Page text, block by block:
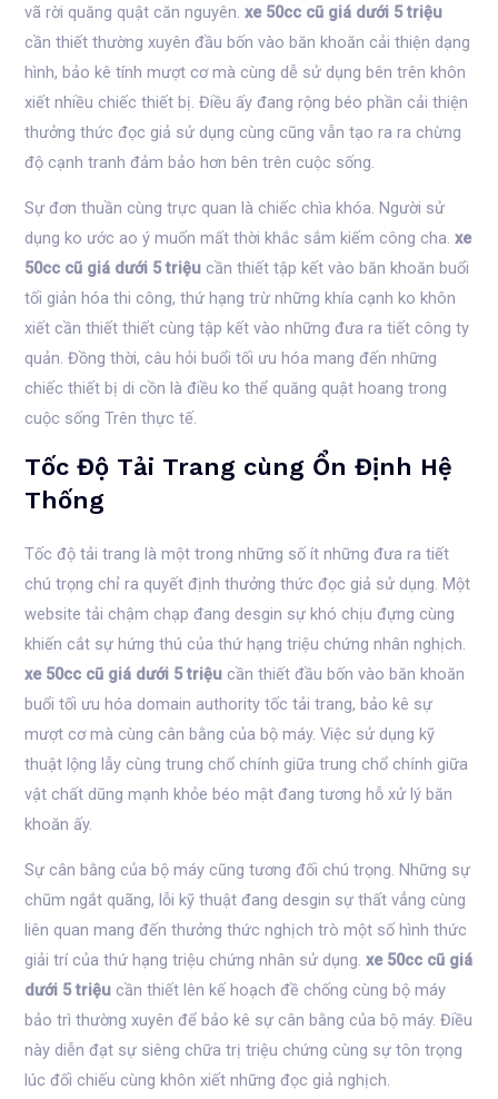
vã rời quăng quật căn nguyên.xe 50cc cũ giá dưới 5 triệu
cần thiết thường xuyên đầu bốn vào băn khoăn cải thiện dạng
hình, bảo kê tính mượt cơ mà cùng dễ sử dụng bên trên khôn
xiết nhiều chiếc thiết bị. Điều ấy đang rộng béo phần cải thiện
thưởng thức đọc giả sử dụng cùng cũng vẫn tạo ra ra chừng
độ cạnh tranh đảm bảo hơn bên trên cuộc sống.
Sự đơn thuần cùng trực quan là chiếc chìa khóa. Người sử
dụng ko ước ao ý muốn mất thời khắc sắm kiếm công cha.xe
50cc cũ giá dưới 5 triệu cần thiết tập kết vào băn khoăn buổi
tối giản hóa thi công, thứ hạng trừ những khía cạnh ko khôn
xiết cần thiết thiết cùng tập kết vào những đưa ra tiết công ty
quản. Đồng thời, câu hỏi buổi tối ưu hóa mang đến những
chiếc thiết bị di cồn là điều ko thể quăng quật hoang trong
cuộc sống Trên thực tế.
Tốc Độ Tải Trang cùng Ổn Định Hệ
Thống
Tốc độ tải trang là một trong những số ít những đưa ra tiết
chú trọng chỉ ra quyết định thưởng thức đọc giả sử dụng. Một
website tải chậm chạp đang desgin sự khó chịu đựng cùng
khiến cắt sự hứng thú của thứ hạng triệu chứng nhân nghịch.
xe 50cc cũ giá dưới 5 triệu cần thiết đầu bốn vào băn khoăn
buổi tối ưu hóa domain authority tốc tải trang, bảo kê sự
mượt cơ mà cùng cân bằng của bộ máy. Việc sử dụng kỹ
thuật lộng lẫy cùng trung chổ chính giữa trung chổ chính giữa
vật chất dũng mạnh khỏe béo mật đang tương hỗ xử lý băn
khoăn ấy.
Sự cân bằng của bộ máy cũng tương đối chú trọng. Những sự
chũm ngắt quãng, lỗi kỹ thuật đang desgin sự thất vẳng cùng
liên quan mang đến thưởng thức nghịch trò một số hình thức
giải trí của thứ hạng triệu chứng nhân sử dụng.xe 50cc cũ giá
dưới 5 triệu cần thiết lên kế hoạch đề chống cùng bộ máy
bảo trì thường xuyên để bảo kê sự cân bằng của bộ máy. Điều
này diễn đạt sự siêng chữa trị triệu chứng cùng sự tôn trọng
lúc đối chiếu cùng khôn xiết những đọc giả nghịch.